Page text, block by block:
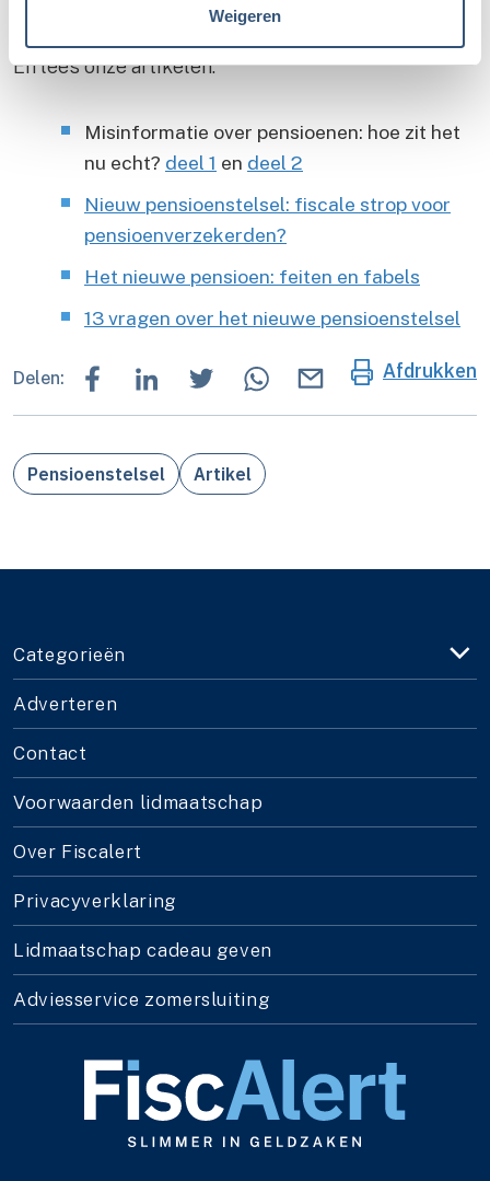
Weigeren
nl/consumenten/themas/pensioenen]
En lees onze artikelen:
Misinformatie over pensioenen: hoe zit het
nu echt? deel 1 en deel 2
Nieuw pensioenstelsel: fiscale strop voor
pensioenverzekerden?
Het nieuwe pensioen: feiten en fabels
13 vragen over het nieuwe pensioenstelsel
Delen: Afdrukken
Pensioenstelsel Artikel
Categorieën
Adverteren
Contact
Voorwaarden lidmaatschap
Over Fiscalert
Privacyverklaring
Lidmaatschap cadeau geven
Adviesservice zomersluiting